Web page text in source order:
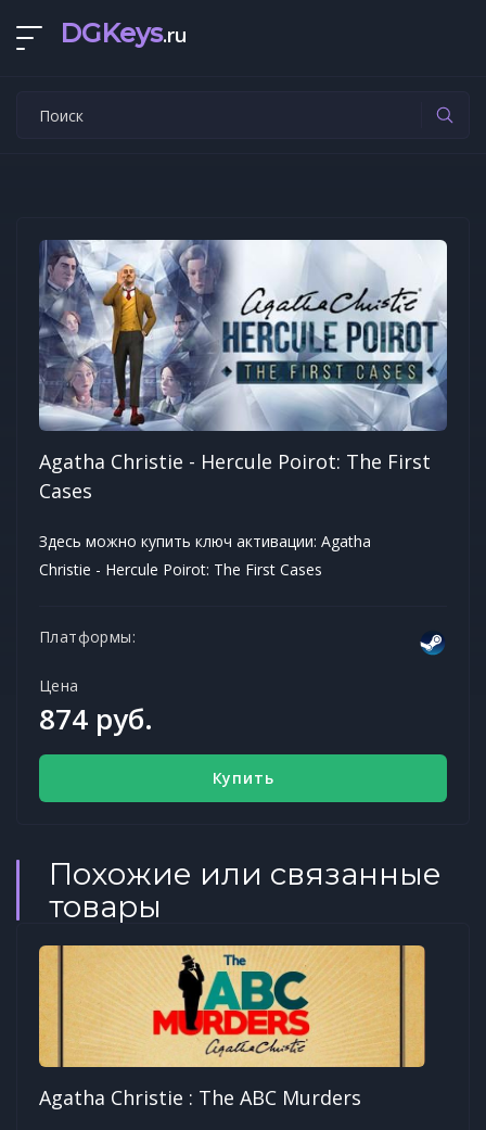
DGKeys.ru
Agatha Christie - Hercule Poirot: The First
Cases
Здесь можно купить ключ активации: Agatha
Christie - Hercule Poirot: The First Cases
Платформы:
Цена
874 руб.
Купить
Похожие или связанные
товары
Agatha Christie : The ABC Murders